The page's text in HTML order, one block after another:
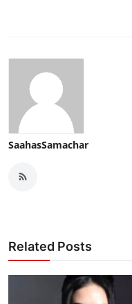
SaahasSamachar
Related Posts